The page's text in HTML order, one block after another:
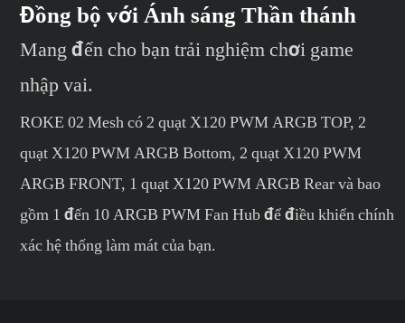
Đồng bộ với Ánh sáng Thần thánh
Mang đến cho bạn trải nghiệm chơi game
nhập vai.
ROKE 02 Mesh có 2 quạt X120 PWM ARGB TOP, 2
quạt X120 PWM ARGB Bottom, 2 quạt X120 PWM
ARGB FRONT, 1 quạt X120 PWM ARGB Rear và bao
gồm 1 đến 10 ARGB PWM Fan Hub để điều khiển chính
xác hệ thống làm mát của bạn.